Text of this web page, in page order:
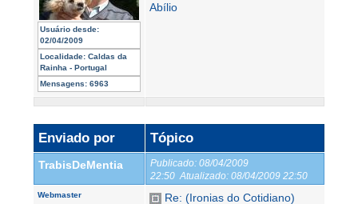
Usuário desde:
02/04/2009
Localidade: Caldas da
Rainha - Portugal
Mensagens: 6963
Abílio
Enviado por Tópico
TrabisDeMentia Publicado: 08/04/2009
22:50 Atualizado: 08/04/2009 22:50
Webmaster Re: (Ironias do Cotidiano)